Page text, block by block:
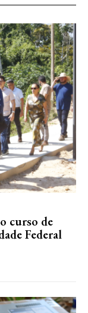
curso de
Federal